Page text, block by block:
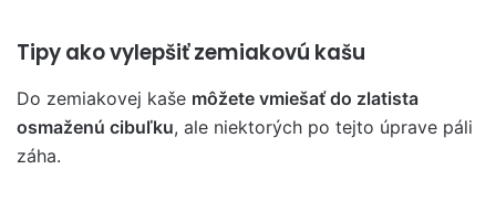
Tipy ako vylepšiť zemiakovú kašu
Do zemiakovej kaše môžete vmiešať do zlatista
osmaženú cibuľku, ale niektorých po tejto úprave páli
záha.